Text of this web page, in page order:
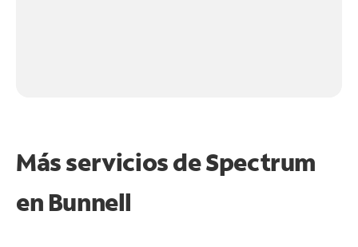
Más servicios de Spectrum
en Bunnell